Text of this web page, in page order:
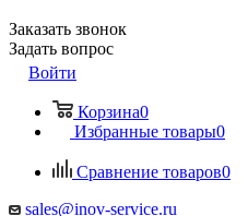
Заказать звонок
Задать вопрос
Войти
Корзина0
Избранные товары0
Сравнение товаров0
sales@inov-service.ru